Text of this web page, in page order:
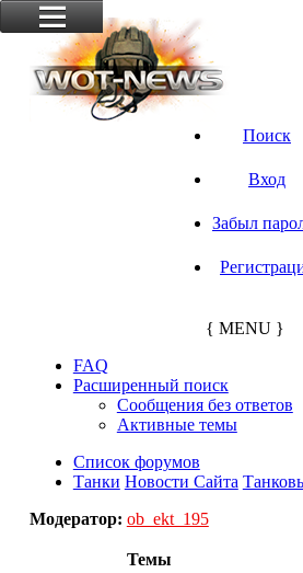
Поиск
Вход
Забыл
{ MENU }
FAQ
Расширенный поиск
Сообщения без ответов
Активные темы
Список форумов
Танки Новости Сайта
Модератор: ob_ekt_195
Темы